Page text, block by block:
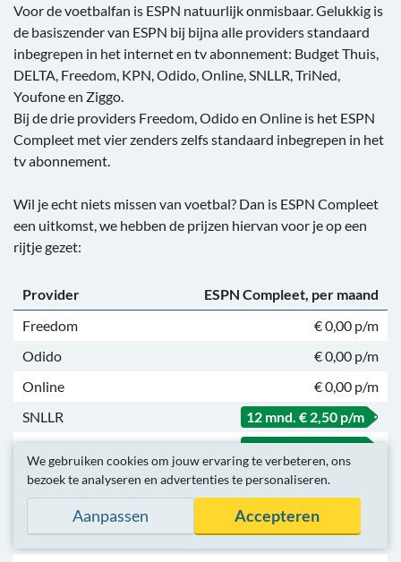
Voor de voetbalfan is ESPN natuurlijk onmisbaar. Gelukkig is
de basiszender van ESPN bij bijna alle providers standaard
inbegrepen in het internet en tv abonnement: Budget Thuis,
DELTA, Freedom, KPN, Odido, Online, SNLLR, TriNed,
Youfone en Ziggo.
Bij de drie providers Freedom, Odido en Online is het ESPN
Compleet met vier zenders zelfs standaard inbegrepen in het
tv abonnement.
Wil je echt niets missen van voetbal? Dan is ESPN Compleet
een uitkomst, we hebben de prijzen hiervan voor je op een
rijtje gezet:
Provider
ESPN Compleet, per maand
Freedom
€ 0,00 p/m
Odido
€ 0,00 p/m
Online
€ 0,00 p/m
SNLLR
12 mnd. € 2,50 p/m
12 mnd. € 2,50 p/m
Ziggo
€ 9,95 p/m
DELTA
vanaf€ 10,00 p/m
We gebruiken cookies om jouw ervaring te verbeteren, ons
bezoek te analyseren en advertenties te personaliseren.
Aanpassen Accepteren